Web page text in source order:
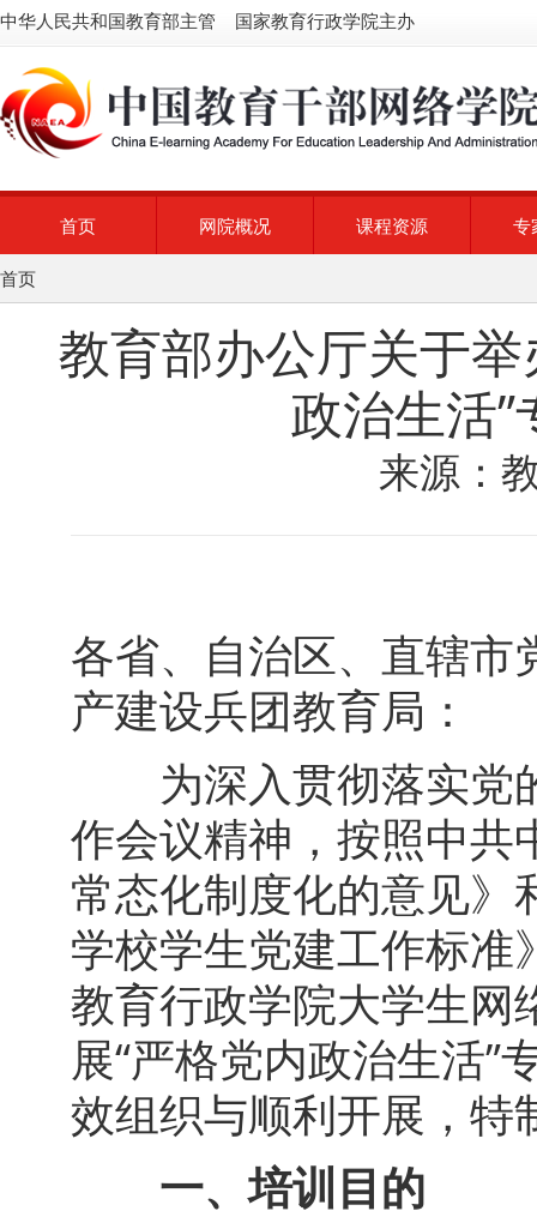
中华人民共和国教育部主管 国家教育行政学院主办
首页 网院概况 课程资源 专
首页
教育部办公厅关于
政治生活
来源：
各省、自治区、直辖市
产建设兵团教育局：
为深入贯彻落实党
作会议精神，按照中共
常态化制度化的意见
学校学生党建工作标
教育行政学院大学生网
展“严格党内政治生活
效组织与顺利开展，特
一、培训目的